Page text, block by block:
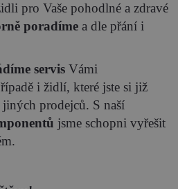
pro Vaše pohodlné a zdravé
poradíme a dle přání i
servis Vámi
i židlí, které jste si již
prodejců. S naší
jsme schopni vyřešit